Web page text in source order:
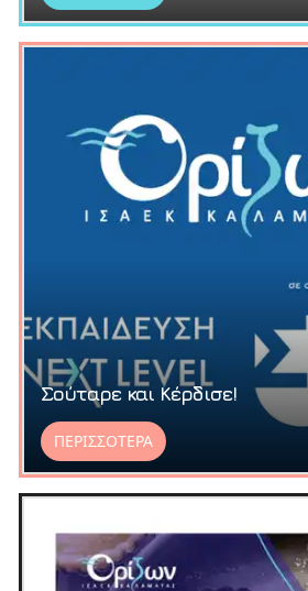
Σούταρε και Κέρδισε!
ΠΕΡΙΣΣΟΤΕΡΑ